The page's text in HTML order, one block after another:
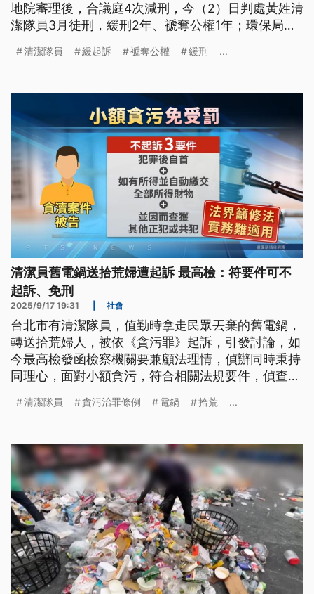
地院審理後，合議庭4次減刑，今（2）日判處黃姓清
潔隊員3月徒刑，緩刑2年、褫奪公權1年；環保局則
案件，法務部則提修法，只要符合情節輕微圖得財物
清潔隊員 緩起訴 褫奪公權 緩刑 ...
清潔員舊電鍋送拾荒婦遭起訴 最高檢：符要件可不
起訴、免刑
2025/9/17 19:31 社會
台北市有清潔隊員，值勤時拿走民眾丟棄的舊電鍋，
轉送拾荒婦人，被依《貪污罪》起訴，引發討論，如
今最高檢發函檢察機關要兼顧法理情，偵辦同時秉持
同理心，面對小額貪污，符合相關法規要件，偵查中
清潔隊員 貪污治罪條例 電鍋 拾荒 ...